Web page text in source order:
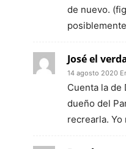
de nuevo.
José el
14 agosto 2020
Cuenta la de
dueño del
recrearla. Yo